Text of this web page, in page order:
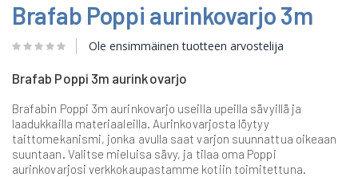
to
the
beginning
of
images
Brafab Poppi aurinkovarjo 3m
Ole ensimmäinen tuotteen arvostelija
Brafab Poppi 3m aurinkovarjo
Brafabin Poppi 3m aurinkovarjo useilla upeilla sävyillä ja
laadukkailla materiaaleilla. Aurinkovarjosta löytyy
taittomekanismi, jonka avulla saat varjon suunnattua oikeaan
suuntaan. Valitse mieluisa sävy, ja tilaa oma Poppi
aurinkovarjosi verkkokaupastamme kotiin toimitettuna.